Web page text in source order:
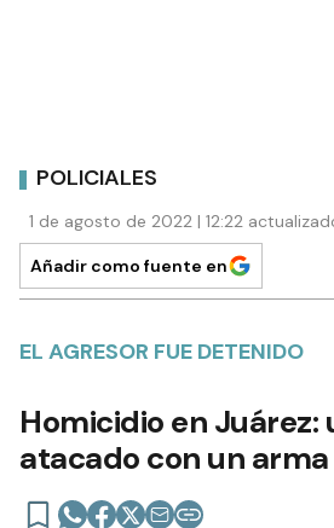
POLICIALES
1 de agosto de 2022 | 12:22
Añadir como fuente en
EL AGRESOR FUE DETENIDO
Homicidio en Juárez:
atacado con un